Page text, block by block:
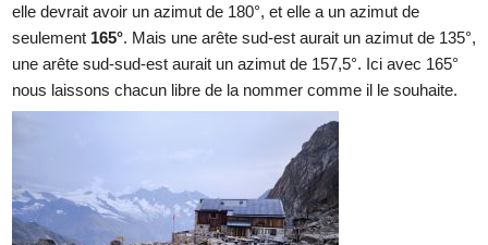
elle devrait avoir un azimut de 180°, et elle a un azimut de
seulement 165°. Mais une arête sud-est aurait un azimut de 135°,
une arête sud-sud-est aurait un azimut de 157,5°. Ici avec 165°
nous laissons chacun libre de la nommer comme il le souhaite.